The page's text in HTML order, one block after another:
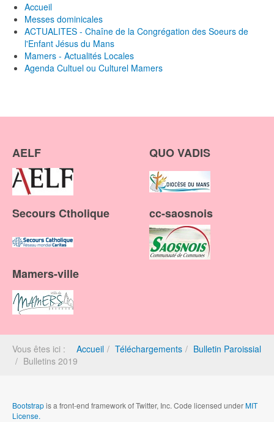
Accueil
Messes dominicales
ACTUALITES - Chaîne de la Congrégation des Soeurs de
l'Enfant Jésus du Mans
Mamers - Actualités Locales
Agenda Cultuel ou Culturel Mamers
AELF QUO VADIS
Secours Ctholique cc-saosnois
Mamers-ville
Vous êtes ici : Accueil Téléchargements
Bulletin Paroissial
Bulletins 2019
Bootstrapis a front-end framework of Twitter, Inc. Code licensed underMIT
License.